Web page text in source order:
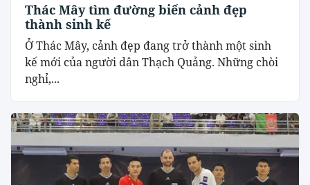
Thác Mây tìm đường biến cảnh đẹp
thành sinh kế
Ở Thác Mây, cảnh đẹp đang trở thành một sinh
kế mới của người dân Thạch Quảng. Những chòi
nghỉ,...